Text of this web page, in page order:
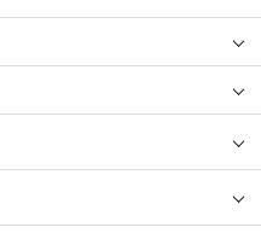
お歳暮
ジルスチュアート
SK-Ⅱ
新宿高野
ママ＆キッズ
五月人形